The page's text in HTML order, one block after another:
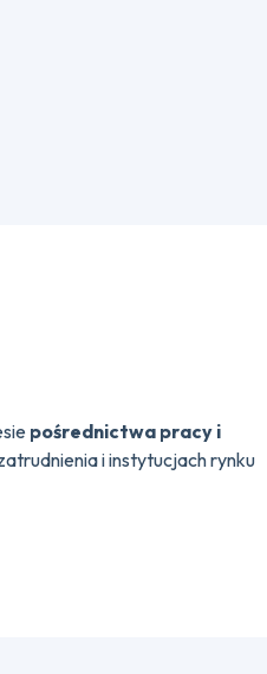
pośrednictwa pracy i
i instytucjach rynku